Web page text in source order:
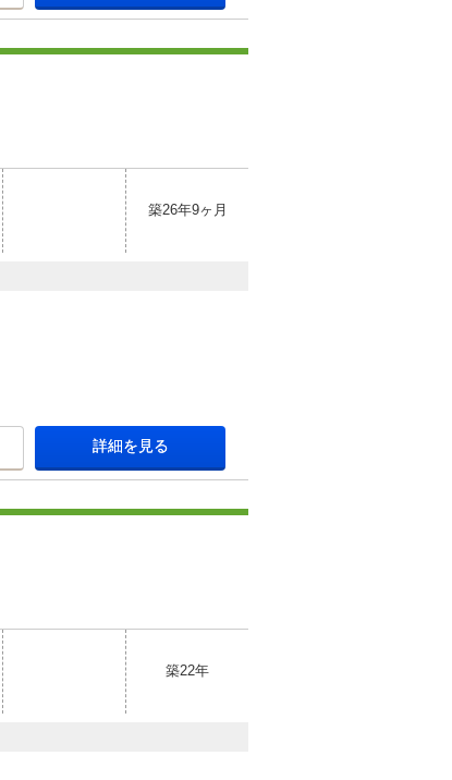
築26年9ヶ月
詳細を見る
築22年